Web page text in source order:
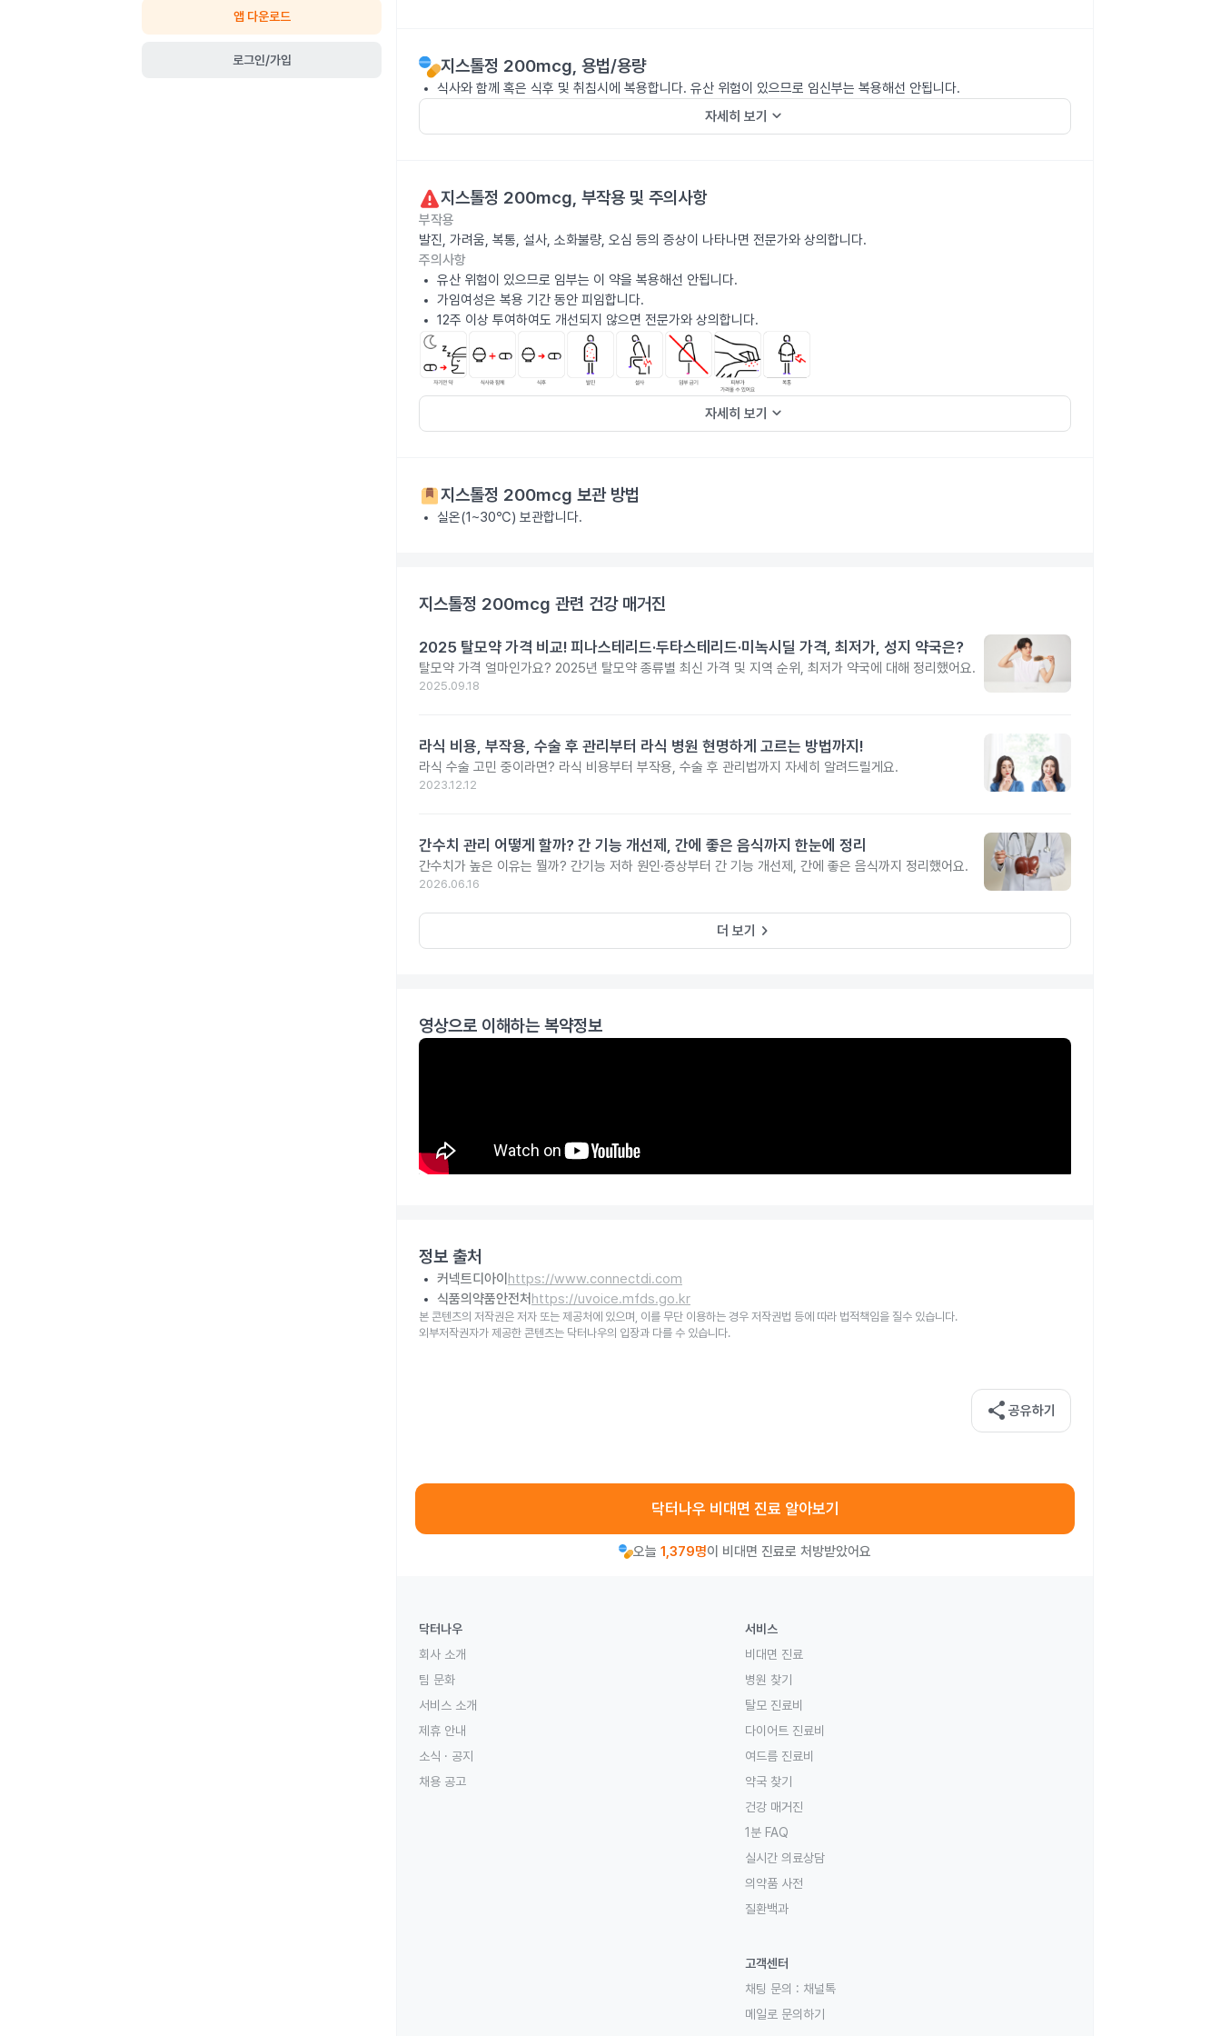
앱 다운로드
로그인/가입 지스톨정 200mcg, 용법/용량
식사와 함께 혹은 식후 및 취침시에 복용합니다. 유산 위험이 있으므로 임신부는 복용해선 안됩니다.
자세히 보기 keyboard_arrow_down
지스톨정 200mcg, 부작용 및 주의사항
부작용
발진, 가려움, 복통, 설사, 소화불량, 오심 등의 증상이 나타나면 전문가와 상의합니다.
주의사항
유산 위험이 있으므로 임부는 이 약을 복용해선 안됩니다.
가임여성은 복용 기간 동안 피임합니다.
12주 이상 투여하여도 개선되지 않으면 전문가와 상의합니다.
자세히 보기 keyboard_arrow_down
지스톨정 200mcg 보관 방법
실온(1~30℃) 보관합니다.
지스톨정 200mcg 관련 건강 매거진
2025 탈모약 가격 비교! 피나스테리드·두타스테리드·미녹시딜 가격, 최저가, 성지 약국은?
탈모약 가격 얼마인가요? 2025년 탈모약 종류별 최신 가격 및 지역 순위, 최저가 약국에 대해 정리했어요.
2025.09.18
라식 비용, 부작용, 수술 후 관리부터 라식 병원 현명하게 고르는 방법까지!
라식 수술 고민 중이라면? 라식 비용부터 부작용, 수술 후 관리법까지 자세히 알려드릴게요.
2023.12.12
간수치 관리 어떻게 할까? 간 기능 개선제, 간에 좋은 음식까지 한눈에 정리
간수치가 높은 이유는 뭘까? 간기능 저하 원인·증상부터 간 기능 개선제, 간에 좋은 음식까지 정리했어요.
2026.06.16
더 보기 keyboard_arrow_right
영상으로 이해하는 복약정보
정보 출처
커넥트디아이 https://www.connectdi.com
식품의약품안전처 https://uvoice.mfds.go.kr
본 콘텐츠의 저작권은 저자 또는 제공처에 있으며, 이를 무단 이용하는 경우 저작권법 등에 따라 법적책임을 질수 있습니다.
외부저작권자가 제공한 콘텐츠는 닥터나우의 입장과 다를 수 있습니다.
share 공유하기
닥터나우 비대면 진료 알아보기
오늘 1,379명이 비대면 진료로 처방받았어요
닥터나우
회사 소개
팀 문화
서비스 소개
제휴 안내
소식 · 공지
채용 공고
서비스
비대면 진료
병원 찾기
탈모 진료비
다이어트 진료비
여드름 진료비
약국 찾기
건강 매거진
1분 FAQ
실시간 의료상담
의약품 사전
질환백과
고객센터
채팅 문의 : 채널톡
메일로 문의하기